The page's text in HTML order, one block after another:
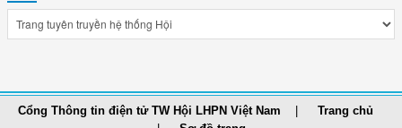
Cổng Thông tin điện tử TW Hội LHPN Việt Nam
Trang chủ